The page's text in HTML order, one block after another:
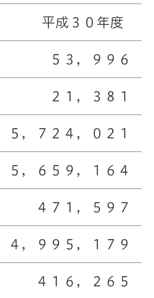
平成３０年度
５３，９９６
２１，３８１
５，７２４，０２１
５，６５９，１６４
４７１，５９７
４，９９５，１７９
４１６，２６５